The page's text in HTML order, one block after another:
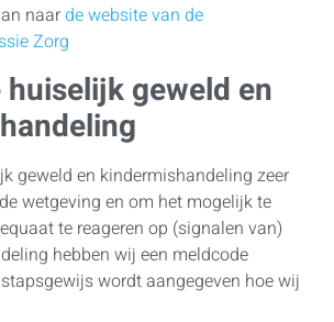
naarde website van de
Zorg
geweld en
geweld en kindermishandeling zeer
wetgeving en om het mogelijk te
te reageren op (signalen van)
hebben wij een meldcode
wordt aangegeven hoe wij